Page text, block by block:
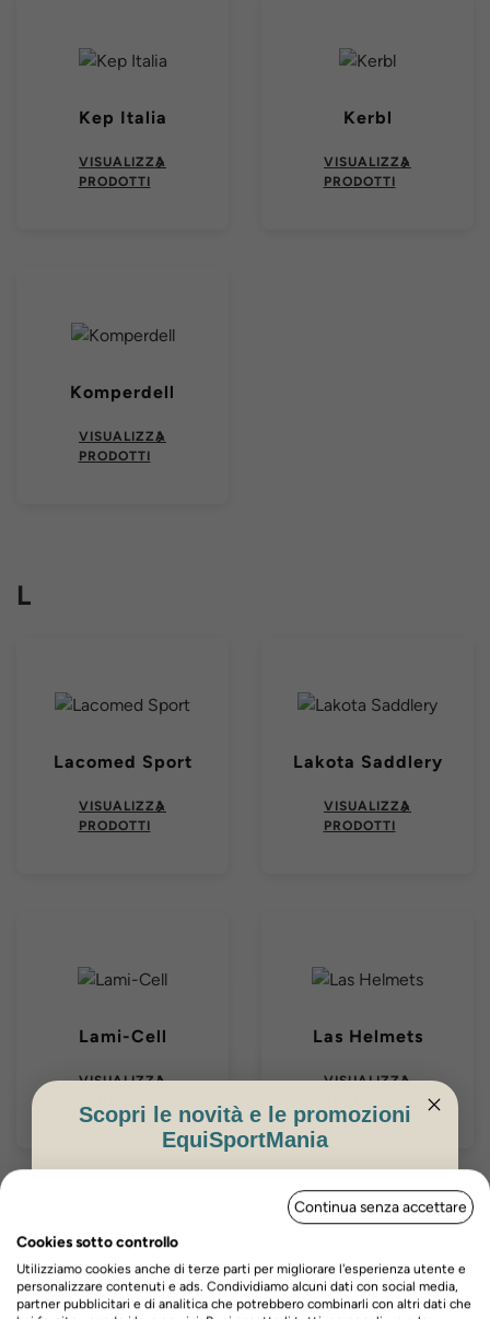
Kep Italia
VISUALIZZA
PRODOTTI
Kerbl
VISUALIZZA
PRODOTTI
Komperdell
VISUALIZZA
PRODOTTI
L
Lacomed Sport
VISUALIZZA
PRODOTTI
Lakota Saddlery
VISUALIZZA
PRODOTTI
Lami-Cell
VISUALIZZA
Las Helmets
VISUALIZZA
Lopez Lorenzini
Continua senza accettare
Cookies sotto controllo
Utilizziamo cookies anche di terze parti per migliorare l'esperienza utente e
personalizzare contenuti e ads. Condividiamo alcuni dati con social media,
partner pubblicitari e di analitica che potrebbero combinarli con altri dati che
Scopri le novità e le promozioni
EquiSportMania
ISCRIVITI PER OTTENERE IL 5%
DI SCONTO